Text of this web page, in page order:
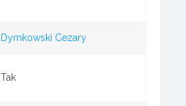
Dymkowski Cezary
Tak